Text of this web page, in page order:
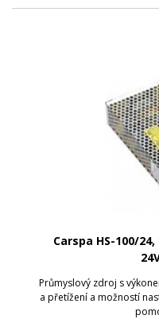
Carspa HS-100/
Průmyslový zdroj s
a přetížení a možností